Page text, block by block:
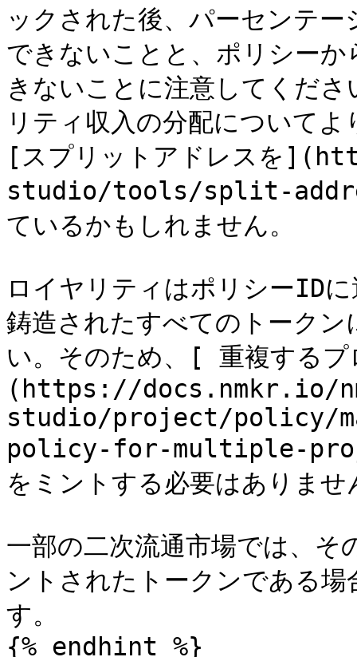
ックされた後、パーセンテ
できないことと、ポリシー
きないことに注意してくだ
リティ収入の分配について
[スプリットアドレスを
studio/tools/split-
ているかもしれません。
ロイヤリティはポリシーID
鋳造されたすべてのトーク
い。そのため、[ 重複する
(https://docs.nmkr.io/
studio/project/policy/
policy-for-multiple-
をミントする必要はありませ
一部の二次流通市場では、
ントされたトークンである
す。
{% endhint %}